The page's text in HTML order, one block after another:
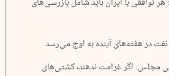
توافقی با ایران باید شامل بازرسی‌های
نفت در هفته‌های آینده به اوج می‌رسد
مجلس: اگر غرامت ندهند، کشتی‌های